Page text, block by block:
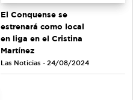
El Conquense se
estrenará como local
en liga en el Cristina
Martínez
Las Noticias - 24/08/2024